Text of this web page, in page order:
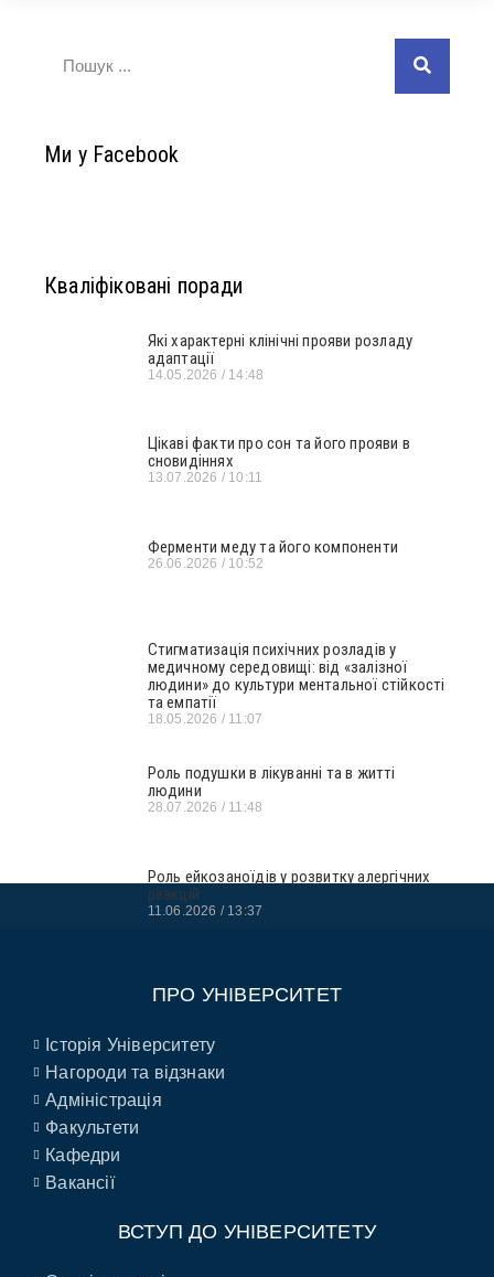
Ми у Facebook
Кваліфіковані поради
Які характерні клінічні прояви розладу
адаптації
14.05.2026 14:48
Цікаві факти про сон та його прояви в
сновидіннях
13.07.2026 10:11
Ферменти меду та його компоненти
26.06.2026 10:52
Стигматизація психічних розладів у
медичному середовищі: від «залізної
людини» до культури ментальної стійкості
та емпатії
18.05.2026 11:07
Роль подушки в лікуванні та в житті
людини
28.07.2026 11:48
Роль ейкозаноїдів у розвитку алергічних
реакцій
11.06.2026 13:37
ПРО УНІВЕРСИТЕТ
Історія Університету
Нагороди та відзнаки
Адміністрація
Факультети
Кафедри
Вакансії
ВСТУП ДО УНІВЕРСИТЕТУ